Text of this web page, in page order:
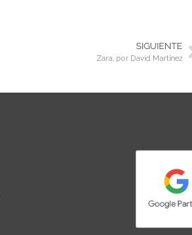
SIGUIENTE
Zara, por David Martínez